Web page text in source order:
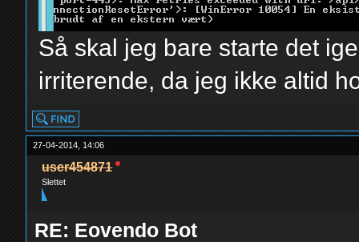
Så skal jeg bare starte det
irriterende, da jeg ikke altid
27-04-2014, 14:06
user454871
Slettet
RE: Eovendo Bot